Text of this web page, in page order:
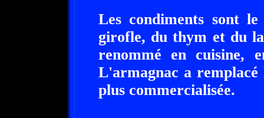
Les condiments sont
girofle, du thym et du
renommé en cuisine,
L'armagnac a
plus commercialisée.